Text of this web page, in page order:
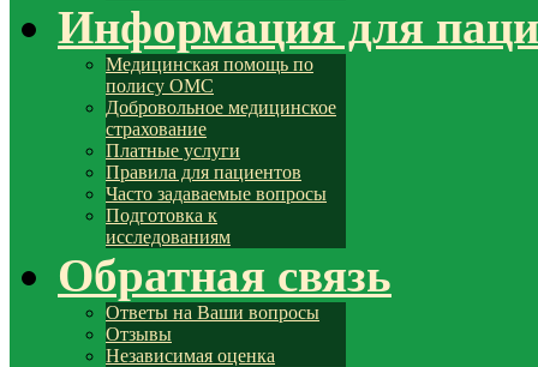
Информация для
Медицинская помощь по
полису ОМС
Добровольное медицинское
страхование
Платные услуги
Правила для пациентов
Часто задаваемые вопросы
Подготовка к
исследованиям
Обратная связь
Ответы на Ваши вопросы
Отзывы
Независимая оценка